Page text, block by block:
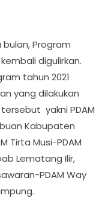
Program
kembali digulirkan.
tahun 2021
yang dilakukan
yakni PDAM
Kabupaten
Tirta Musi-PDAM
Lematang Ilir,
PDAM Way